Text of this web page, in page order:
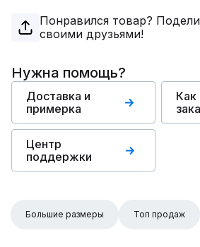
Понравился товар?
своими друзьями!
Нужна помощь?
Доставка и
примерка
Как
Центр
поддержки
Большие размеры Топ продаж